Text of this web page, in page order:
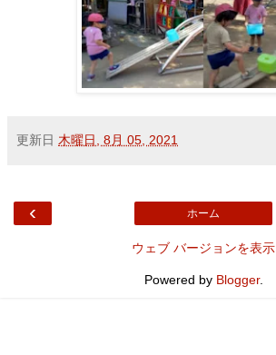
更新日 木曜日, 8月 05, 2021
‹ ホーム
ウェブ バージョンを表示
Powered by Blogger.